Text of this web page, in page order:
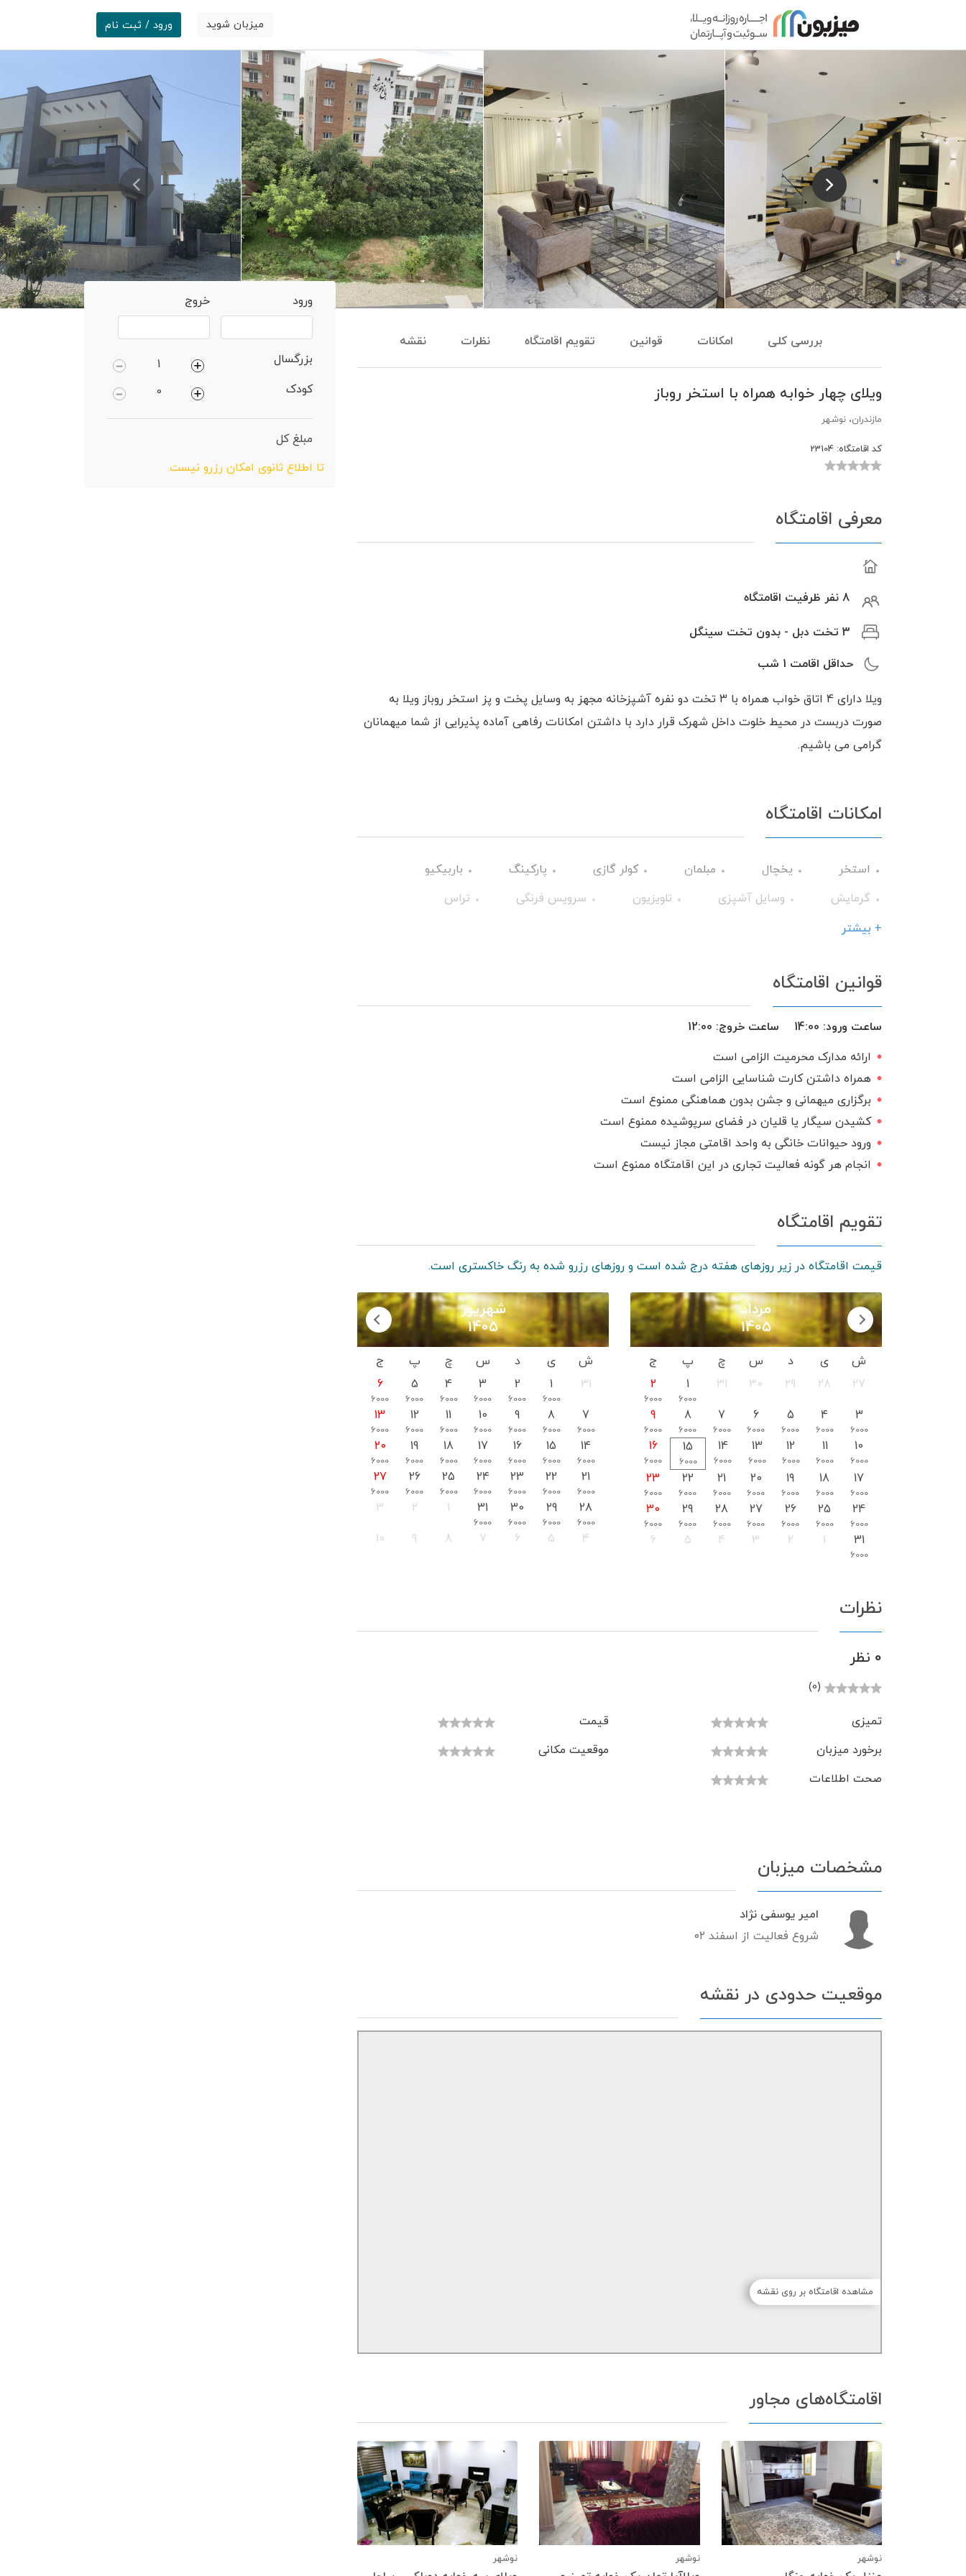
میزبان شوید ورود / ثبت نام
بررسی کلی امکانات قوانین تقویم اقامتگاه نظرات نقشه
ویلای چهار خوابه همراه با استخر روباز
مازندران، نوشهر
کد اقامتگاه:
معرفی اقامتگاه
8 نفر ظرفیت اقامتگاه
3 تخت دبل - بدون تخت سینگل
حداقل اقامت 1 شب
ویلا دارای 4 اتاق خواب همراه با 3 تخت دو نفره آشپزخانه مجهز به وسایل پخت و پز استخر روباز ویلا به
صورت دربست در محیط خلوت داخل شهرک قرار دارد با داشتن امکانات رفاهی آماده پذیرایی از شما میهمانان
گرامی می باشیم.
امکانات اقامتگاه
استخر یخچال مبلمان کولر گازی پارکینگ
باربیکیو
گرمایش
وسایل آشپزی تلویزیون سرویس فرنگی
تراس
حمام
محوطه بازی کودکان
تحویل 24 ساعته
وان حمام
سرویس ایرانی
+ بیشتر
قوانین اقامتگاه
ساعت ورود: 14:00 ساعت خروج: 12:00
ارائه مدارک محرمیت الزامی است
همراه داشتن کارت شناسایی الزامی است
برگزاری میهمانی و جشن بدون هماهنگی ممنوع است
کشیدن سیگار یا قلیان در فضای سرپوشیده ممنوع است
ورود حیوانات خانگی به واحد اقامتی مجاز نیست
انجام هر گونه فعالیت تجاری در این اقامتگاه ممنوع است
تقویم اقامتگاه
قیمت اقامتگاه در زیر روزهای هفته درج شده است و روزهای رزرو شده به رنگ خاکستری است.
مرداد
1405
ش ی د س چ پ
ج
27
28
29
30
31
1
6000
2
6000
3
6000
4
6000
5
6000
6
6000
7
6000
8
6000
9
6000
10
6000
11
6000
12
6000
13
6000
14
6000
15
6000
16
6000
17
6000
18
6000
19
6000
20
6000
21
6000
22
6000
23
6000
24
6000
25
6000
26
6000
27
6000
28
6000
29
6000
30
6000
31
6000
1
2
3
4
5
6
شهریور
1405
ش ی د س چ پ
ج
31
1
6000
2
6000
3
6000
4
6000
5
6000
6
6000
7
6000
8
6000
9
6000
10
6000
11
6000
12
6000
13
6000
14
6000
15
6000
16
6000
17
6000
18
6000
19
6000
20
6000
21
6000
22
6000
23
6000
24
6000
25
6000
26
6000
27
6000
28
6000
29
6000
30
6000
31
6000
1
2
3
4
5
6
7
8
9
10
نظرات
0 نظر
(0)
تمیزی
برخورد میزبان
صحت اطلاعات
قیمت
موقعیت مکانی
مشخصات میزبان
امیر یوسفی نژاد
شروع فعالیت از اسفند ۰۲
موقعیت حدودی در نقشه
مشاهده اقامتگاه بر روی نقشه
اقامتگاه‌های مجاور
نوشهر نوشهر نوشهر
ورود خروج
بزرگسال
کودک
مبلغ کل
تا اطلاع ثانوی امکان رزرو نیست.